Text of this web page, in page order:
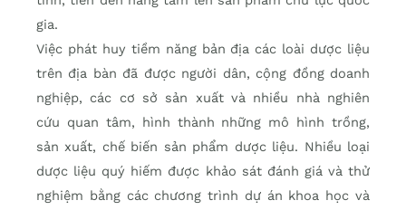
gia.
Việc phát huy tiềm năng bản địa các loài dược liệu
trên địa bàn đã được người dân, cộng đồng doanh
nghiệp, các cơ sở sản xuất và nhiều nhà nghiên
cứu quan tâm, hình thành những mô hình trồng,
sản xuất, chế biến sản phẩm dược liệu. Nhiều loại
dược liệu quý hiếm được khảo sát đánh giá và thử
nghiệm bằng các chương trình dự án khoa học và